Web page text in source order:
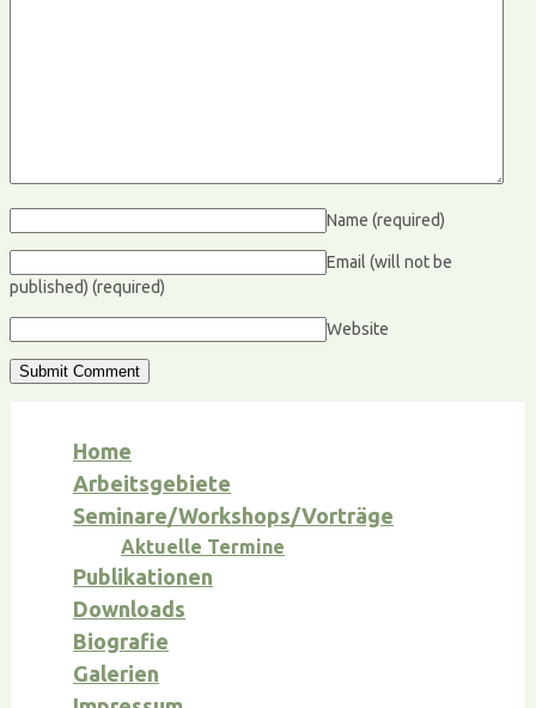
Name (required)
Email (will not be
published) (required)
Website
Home
Arbeitsgebiete
Seminare/Workshops/Vorträge
Aktuelle Termine
Publikationen
Downloads
Biografie
Galerien